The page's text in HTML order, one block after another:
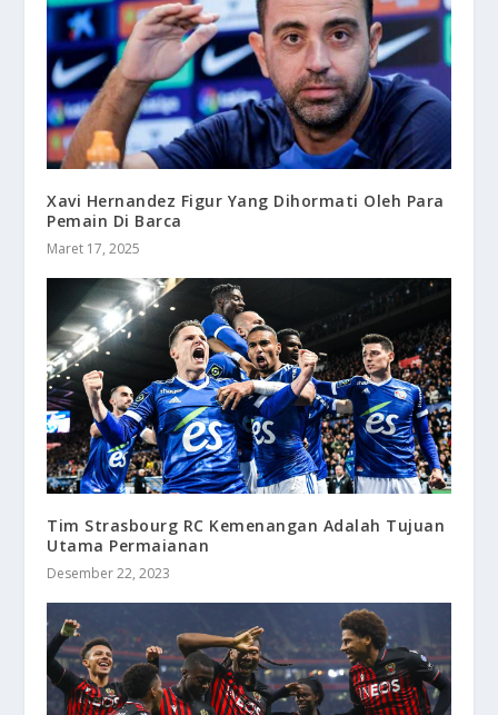
Xavi Hernandez Figur Yang Dihormati Oleh Para
Pemain Di Barca
Maret 17, 2025
Tim Strasbourg RC Kemenangan Adalah Tujuan
Utama Permaianan
Desember 22, 2023